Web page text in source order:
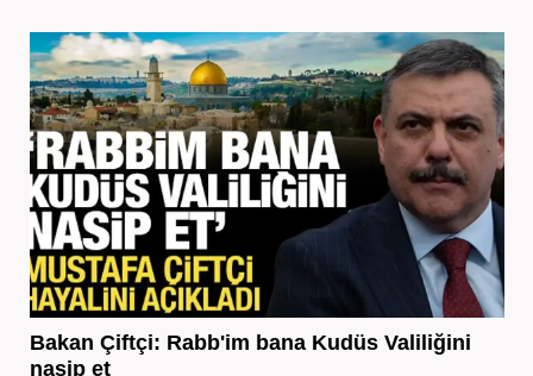
Bakan Çiftçi: Rabb'im bana Kudüs Valiliğini
nasip et